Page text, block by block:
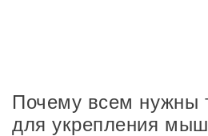
Почему всем нужны
для укрепления